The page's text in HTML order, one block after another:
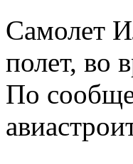
Самолет
полет, во
По